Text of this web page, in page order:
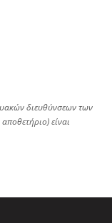
διευθύνσεων των
είναι